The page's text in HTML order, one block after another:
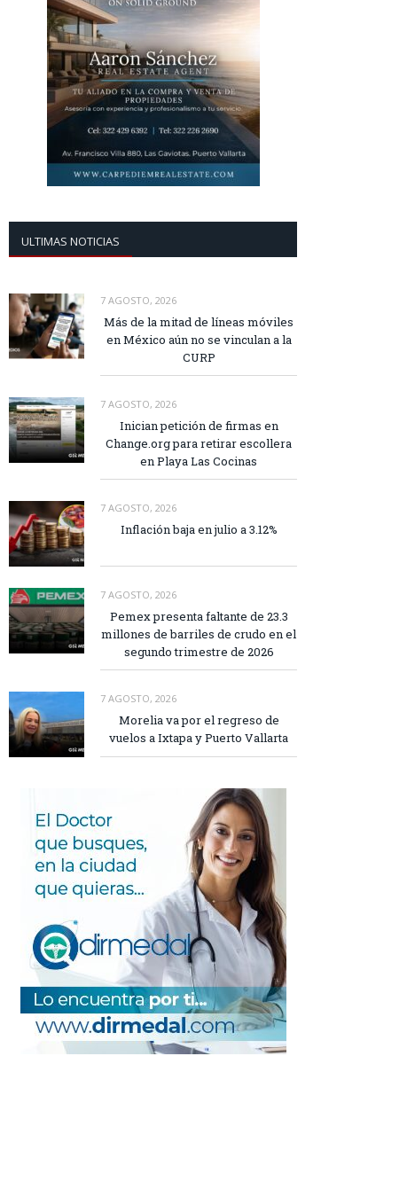
ULTIMAS NOTICIAS
7 AGOSTO, 2026
Más de la mitad de líneas móviles
en México aún no se vinculan a la
CURP
7 AGOSTO, 2026
Inician petición de firmas en
Change.org para retirar escollera
en Playa Las Cocinas
7 AGOSTO, 2026
Inflación baja en julio a 3.12%
7 AGOSTO, 2026
Pemex presenta faltante de 23.3
millones de barriles de crudo en el
segundo trimestre de 2026
7 AGOSTO, 2026
Morelia va por el regreso de
vuelos a Ixtapa y Puerto Vallarta